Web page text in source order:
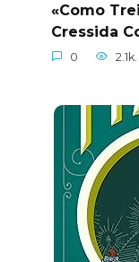
«Como
Cressida
0 2.1k.